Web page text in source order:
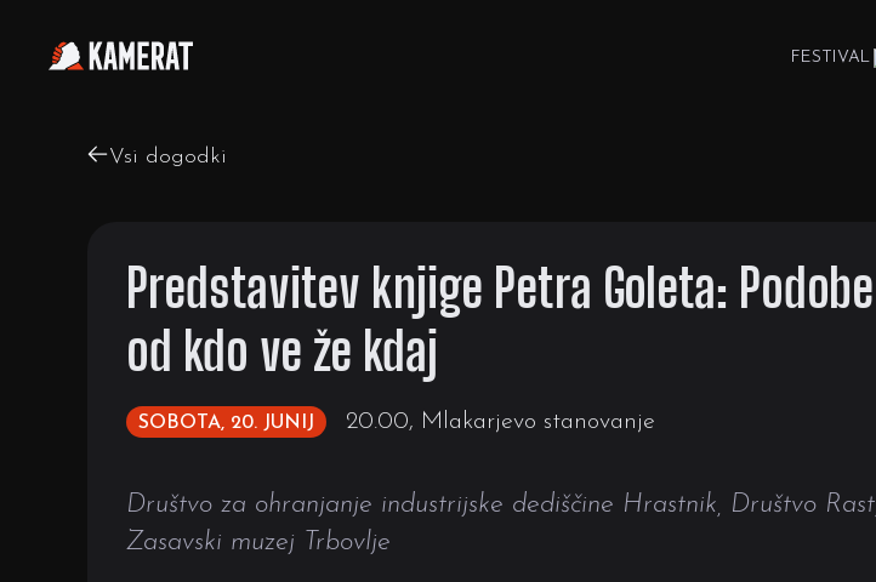
FESTIVAL
Vsi dogodki
Predstavitev knjige Petra Goleta: Podobe
od kdo ve že kdaj
SOBOTA, 20. JUNIJ 20.00, Mlakarjevo stanovanje
Društvo za ohranjanje industrijske dediščine Hrastnik, Društvo Rast,
Zasavski muzej Trbovlje